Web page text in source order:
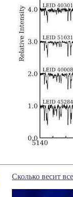
Сколько весит